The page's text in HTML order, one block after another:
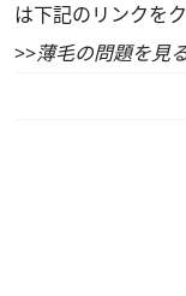
は下記のリンクを
>>薄毛の問題を見